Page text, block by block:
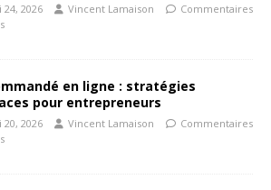
24, 2026 Vincent Lamaison
Commentaires
en ligne : stratégies
pour entrepreneurs
20, 2026 Vincent Lamaison
Commentaires